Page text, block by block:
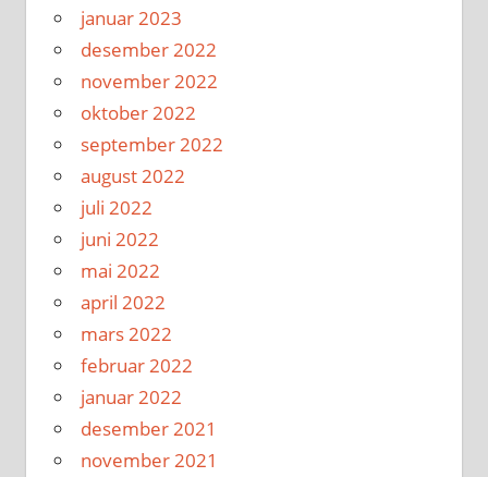
januar 2023
desember 2022
november 2022
oktober 2022
september 2022
august 2022
juli 2022
juni 2022
mai 2022
april 2022
mars 2022
februar 2022
januar 2022
desember 2021
november 2021